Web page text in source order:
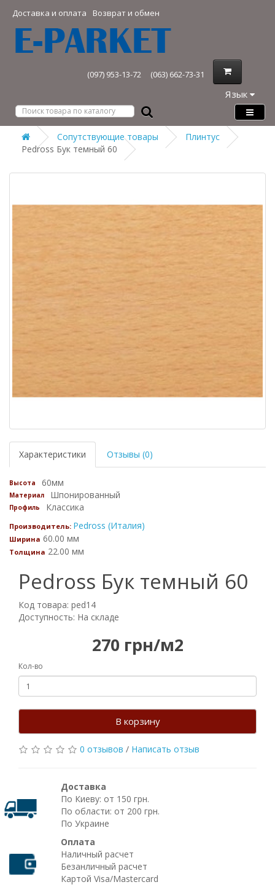
Доставка и оплата Возврат и обмен
(097) 953-13-72 (063) 662-73-31
Язык
Сопутствующие товары
Плинтус
Pedross Бук темный 60
Характеристики Отзывы (0)
Высота 60мм
Материал Шпонированный
Профиль Классика
Производитель: Pedross (Италия)
Ширина 60.00 мм
Толщина 22.00 мм
Pedross Бук темный 60
Код товара: ped14
Доступность: На складе
270 грн/м2
Кол-во
В корзину
0 отзывов / Написать отзыв
Доставка
По Киеву: от 150 грн.
По области: от 200 грн.
По Украине
Оплата
Наличный расчет
Безанличный расчет
Картой Visa/Mastercard